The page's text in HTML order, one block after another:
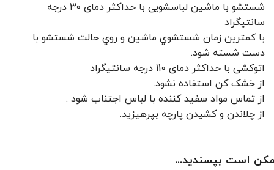
شستشو با ماشین لباسشویی با حداکثر دمای ۳۰ درجه
سانتیگراد
با کمترين زمان شستشوي ماشين و روي حالت شستشو با
دست شسته شود.
اتوکشی با حداکثر دمای 110 درجه سانتیگراد
از خشک کن استفاده نشود.
از تماس مواد سفید کننده با لباس اجتناب شود .
از چلاندن و کشيدن پارچه بپرهيزيد.
است بپسندید...